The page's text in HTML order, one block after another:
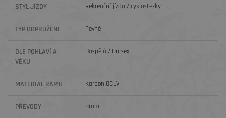
STYL JÍZDY Rekreační jízda / cyklostezky
TYP ODPRUŽENÍ Pevné
DLE POHLAVÍ A
VĚKU
Dospělá / Unisex
MATERIÁL RÁMU Karbon OCLV
PŘEVODY Sram